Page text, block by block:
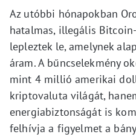
Az utóbbi hónapokban
hatalmas, illegális
lepleztek le, amelynek
áram. A bűncselekmény
mint 4 millió amerikai
kriptovaluta világát,
energiabiztonságát is
felhívja a figyelmet a